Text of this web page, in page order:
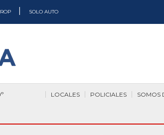
SOLO AUTO
SOMOS
POLICIALES
LOCALES